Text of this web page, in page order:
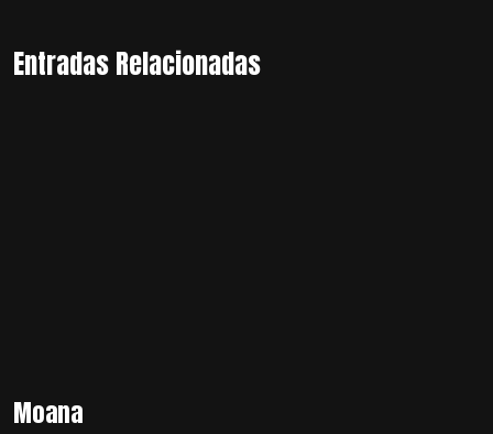
Entradas Relacionadas
Moana